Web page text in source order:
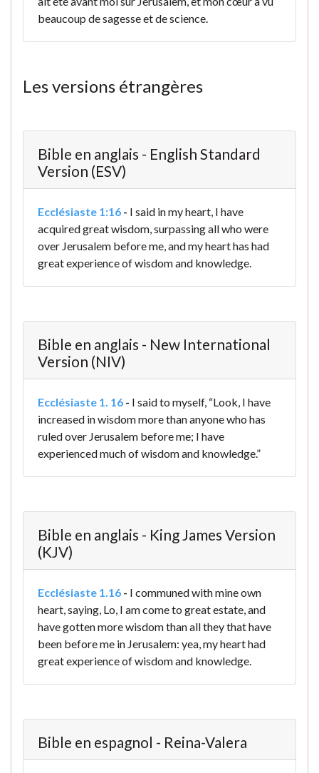
beaucoup de sagesse et de science.
Les versions étrangères
Bible en anglais - English Standard
Version (ESV)
Ecclésiaste 1:16 - I said in my heart, I have
acquired great wisdom, surpassing all who were
over Jerusalem before me, and my heart has had
great experience of wisdom and knowledge.
Bible en anglais - New International
Version (NIV)
Ecclésiaste 1. 16 - I said to myself, “Look, I have
increased in wisdom more than anyone who has
ruled over Jerusalem before me; I have
experienced much of wisdom and knowledge.”
Bible en anglais - King James Version
(KJV)
Ecclésiaste 1.16 - I communed with mine own
heart, saying, Lo, I am come to great estate, and
have gotten more wisdom than all they that have
been before me in Jerusalem: yea, my heart had
great experience of wisdom and knowledge.
Bible en espagnol - Reina-Valera